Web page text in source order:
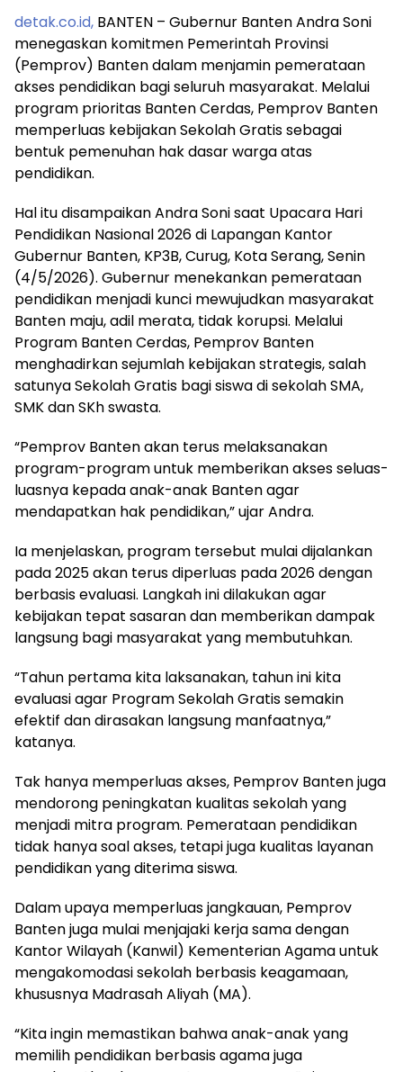
detak.co.id, BANTEN – Gubernur Banten Andra Soni
menegaskan komitmen Pemerintah Provinsi
(Pemprov) Banten dalam menjamin pemerataan
akses pendidikan bagi seluruh masyarakat. Melalui
program prioritas Banten Cerdas, Pemprov Banten
memperluas kebijakan Sekolah Gratis sebagai
bentuk pemenuhan hak dasar warga atas
pendidikan.
Hal itu disampaikan Andra Soni saat Upacara Hari
Pendidikan Nasional 2026 di Lapangan Kantor
Gubernur Banten, KP3B, Curug, Kota Serang, Senin
(4/5/2026). Gubernur menekankan pemerataan
pendidikan menjadi kunci mewujudkan masyarakat
Banten maju, adil merata, tidak korupsi. Melalui
Program Banten Cerdas, Pemprov Banten
menghadirkan sejumlah kebijakan strategis, salah
satunya Sekolah Gratis bagi siswa di sekolah SMA,
SMK dan SKh swasta.
“Pemprov Banten akan terus melaksanakan
program-program untuk memberikan akses seluas-
luasnya kepada anak-anak Banten agar
mendapatkan hak pendidikan,” ujar Andra.
Ia menjelaskan, program tersebut mulai dijalankan
pada 2025 akan terus diperluas pada 2026 dengan
berbasis evaluasi. Langkah ini dilakukan agar
kebijakan tepat sasaran dan memberikan dampak
langsung bagi masyarakat yang membutuhkan.
“Tahun pertama kita laksanakan, tahun ini kita
evaluasi agar Program Sekolah Gratis semakin
efektif dan dirasakan langsung manfaatnya,”
katanya.
Tak hanya memperluas akses, Pemprov Banten juga
mendorong peningkatan kualitas sekolah yang
menjadi mitra program. Pemerataan pendidikan
tidak hanya soal akses, tetapi juga kualitas layanan
pendidikan yang diterima siswa.
Dalam upaya memperluas jangkauan, Pemprov
Banten juga mulai menjajaki kerja sama dengan
Kantor Wilayah (Kanwil) Kementerian Agama untuk
mengakomodasi sekolah berbasis keagamaan,
khususnya Madrasah Aliyah (MA).
“Kita ingin memastikan bahwa anak-anak yang
memilih pendidikan berbasis agama juga